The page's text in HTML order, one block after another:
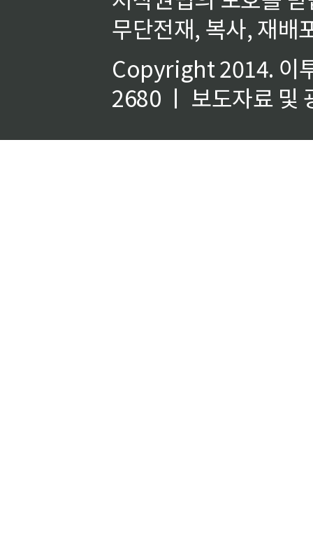
무단전재, 복사, 재배
Copyright 2014. 이
2680 ㅣ 보도자료